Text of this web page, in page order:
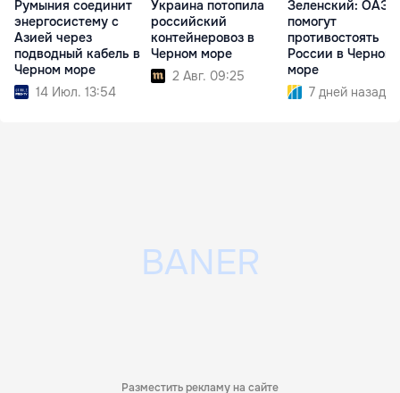
Румыния соединит
энергосистему с
Азией через
подводный кабель в
Черном море
14 Июл. 13:54
Украина потопила
российский
контейнеровоз в
Черном море
2 Авг. 09:25
Зеленский: ОАЭ
помогут
противостоять
России в Черном
море
7 дней назад
Разместить рекламу на сайте